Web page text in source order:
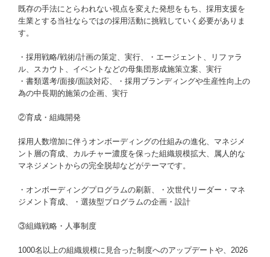
既存の手法にとらわれない視点を変えた発想をもち、採用支援を
生業とする当社ならではの採用活動に挑戦していく必要がありま
す。
・採用戦略/戦術/計画の策定、実行、・エージェント、リファラ
ル、スカウト、イベントなどの母集団形成施策立案、実行
・書類選考/面接/面談対応、・採用ブランディングや生産性向上の
為の中長期的施策の企画、実行
②育成・組織開発
採用人数増加に伴うオンボーディングの仕組みの進化、マネジメ
ント層の育成、カルチャー濃度を保った組織規模拡大、属人的な
マネジメントからの完全脱却などがテーマです。
・オンボーディングプログラムの刷新、・次世代リーダー・マネ
ジメント育成、・選抜型プログラムの企画・設計
③組織戦略・人事制度
1000名以上の組織規模に見合った制度へのアップデートや、2026